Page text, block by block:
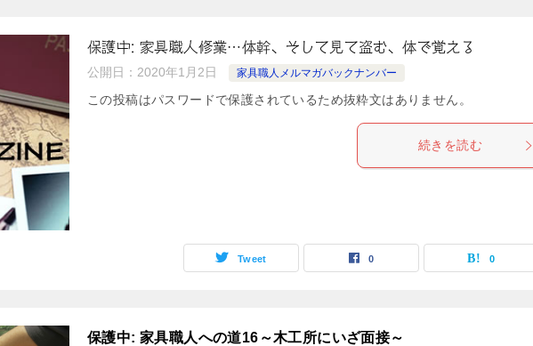
保護中: 家具職人修業…体幹、そして見て盗む、体で覚える
公開日： 2020年1月2日 家具職人メルマガバックナンバー
この投稿はパスワードで保護されているため抜粋文はありません。
続きを読む
Tweet 0 0
保護中: 家具職人への道16～木工所にいざ面接～